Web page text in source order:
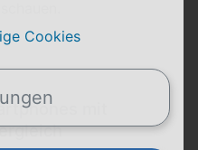
mit
Cookies